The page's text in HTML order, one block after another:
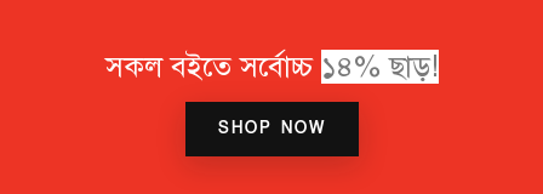
সকল বইতে সর্বোচ্চ
SHOP NOW